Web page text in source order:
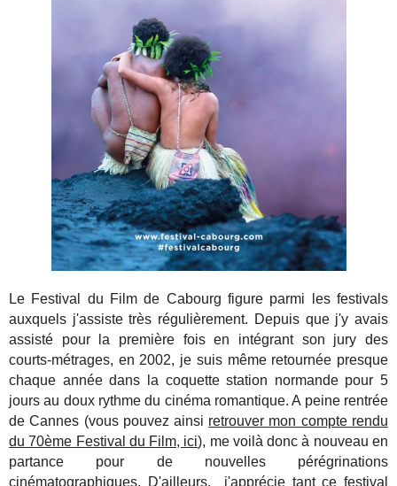
Le Festival du Film de Cabourg figure parmi les festivals
auxquels j'assiste très régulièrement. Depuis que j'y avais
assisté pour la première fois en intégrant son jury des
courts-métrages, en 2002, je suis même retournée presque
chaque année dans la coquette station normande pour 5
jours au doux rythme du cinéma romantique. A peine rentrée
de Cannes (vous pouvez ainsi retrouver mon compte rendu
du 70ème Festival du Film, ici), me voilà donc à nouveau en
partance pour de nouvelles pérégrinations
cinématographiques. D'ailleurs, j'apprécie tant ce festival